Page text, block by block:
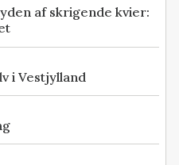
af skrigende kvier:
i Vestjylland